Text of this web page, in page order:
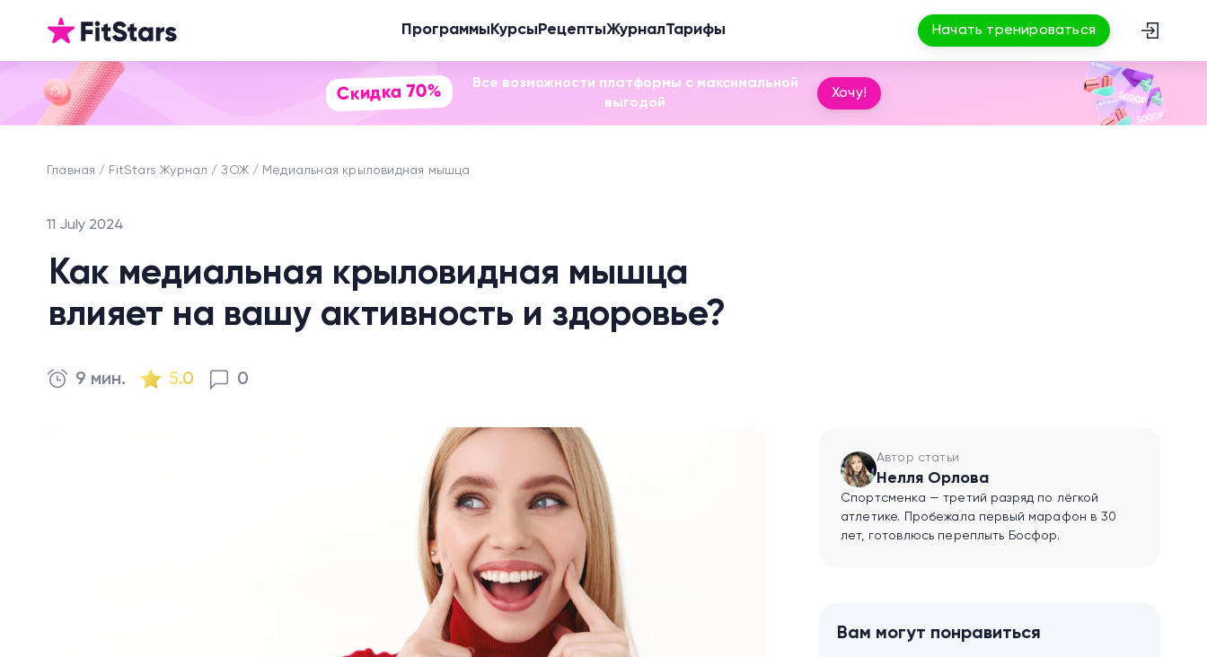
Программы Курсы РецептыЖурналТарифы Начать тренироваться
Скидка 70%
Все возможности платформы с максимальной
выгодой
Хочу!
Главная FitStars Журнал ЗОЖ Медиальная крыловидная мышца
11 July 2024
Как медиальная крыловидная мышца
влияет на вашу активность и здоровье?
9 мин. 5.0 0
Автор статьи
Нелля Орлова
Спортсменка — третий разряд по лёгкой
атлетике. Пробежала первый марафон в 30
лет, готовлюсь переплыть Босфор.
Вам могут понравиться